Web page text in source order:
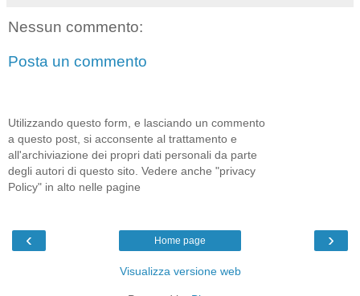
Nessun commento:
Posta un commento
Utilizzando questo form, e lasciando un commento
a questo post, si acconsente al trattamento e
all'archiviazione dei propri dati personali da parte
degli autori di questo sito. Vedere anche "privacy
Policy" in alto nelle pagine
‹ ›
Home page
Visualizza versione web